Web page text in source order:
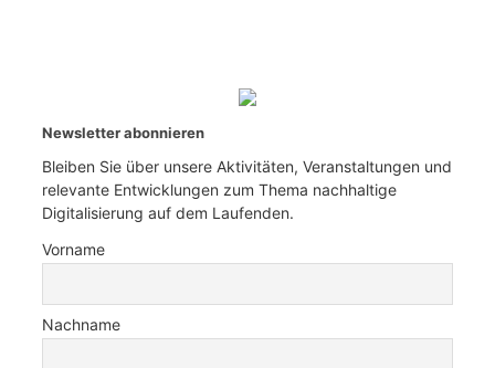
Newsletter abonnieren
Bleiben Sie über unsere Aktivitäten, Veranstaltungen und
relevante Entwicklungen zum Thema nachhaltige
Digitalisierung auf dem Laufenden.
Vorname
Nachname